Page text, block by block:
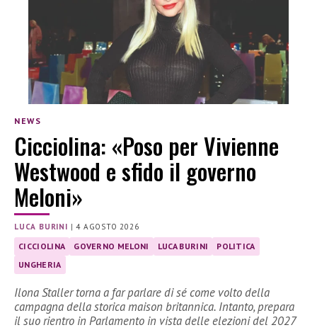
NEWS
Cicciolina: «Poso per Vivienne
Westwood e sfido il governo
Meloni»
LUCA BURINI |4 AGOSTO 2026
CICCIOLINA GOVERNO MELONI LUCA BURINI
POLITICA
UNGHERIA
Ilona Staller torna a far parlare di sé come volto della
campagna della storica maison britannica. Intanto, prepara
il suo rientro in Parlamento in vista delle elezioni del 2027